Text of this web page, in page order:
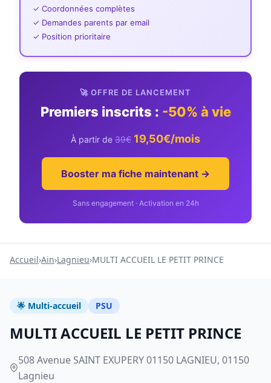
✓ Coordonnées complètes
✓ Demandes parents par email
✓ Position prioritaire
🚀 OFFRE DE LANCEMENT
Premiers inscrits : -50% à vie
À partir de 39€ 19,50€/mois
Booster ma fiche maintenant →
Sans engagement · Activation en 24h
Accueil›Ain›Lagnieu›MULTI ACCUEIL LE PETIT PRINCE
🌟 Multi-accueil PSU
MULTI ACCUEIL LE PETIT PRINCE
508 Avenue SAINT EXUPERY 01150 LAGNIEU, 01150
Lagnieu